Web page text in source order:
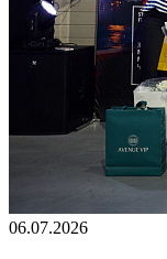
06.07.2026